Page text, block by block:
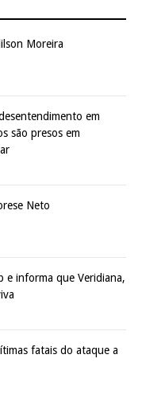
Moreira
em
são presos em
Neto
e informa que Veridiana,
fatais do ataque a